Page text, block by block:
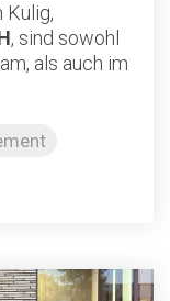
Kulig,
, sind sowohl
als auch im